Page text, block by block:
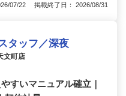
07/22 掲載終了日： 2026/08/31
タッフ／深夜
文町店
すいマニュアル確立｜